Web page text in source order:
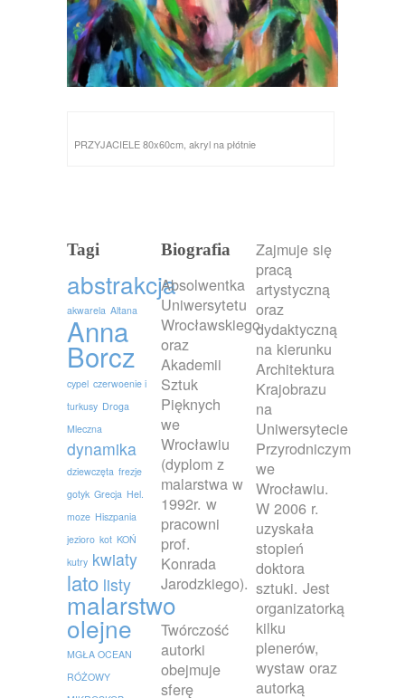
PRZYJACIELE 80x60cm, akryl na płótnie
Tagi
abstrakcja
akwarela Altana
Anna
Borcz
cypel czerwoenie i
turkusy Droga
Mleczna
dynamika
dziewczęta frezje
gotyk Grecja Hel.
moze Hiszpania
jezioro kot KOŃ
kutry kwiaty
lato listy
malarstwo
olejne
MGŁA OCEAN
RÓŻOWY
Biografia
Absolwentka
Uniwersytetu
Wrocławskiego
oraz
Akademii
Sztuk
Pięknych
we
Wrocławiu
(dyplom z
malarstwa w
1992r. w
pracowni
prof.
Konrada
Jarodzkiego).
Twórczość
autorki
obejmuje
sferę
Zajmuje się
pracą
artystyczną
oraz
dydaktyczną
na kierunku
Architektura
Krajobrazu
na
Uniwersytecie
Przyrodniczym
we
Wrocławiu.
W 2006 r.
uzyskała
stopień
doktora
sztuki. Jest
organizatorką
kilku
plenerów,
wystaw oraz
autorką